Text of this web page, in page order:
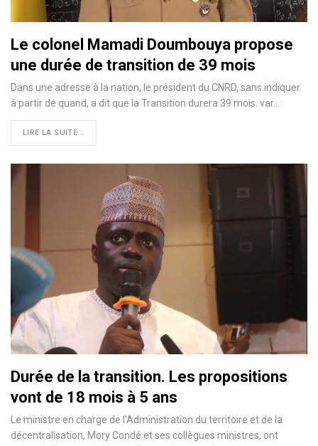
Le colonel Mamadi Doumbouya propose
une durée de transition de 39 mois
Dans une adresse à la nation, le président du CNRD, sans indiquer
à partir de quand, a dit que la Transition durera 39 mois. var…
LIRE LA SUITE...
Durée de la transition. Les propositions
vont de 18 mois à 5 ans
Le ministre en charge de l'Administration du territoire et de la
décentralisation, Mory Condé et ses collègues ministres, ont